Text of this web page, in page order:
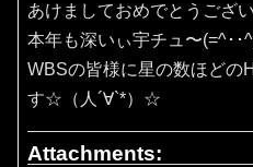
あけましておめでとうござ
本年も深いぃ宇チュ〜(=^･
WBSの皆様に星の数ほどの
す☆（人´∀`*）☆
Attachments: